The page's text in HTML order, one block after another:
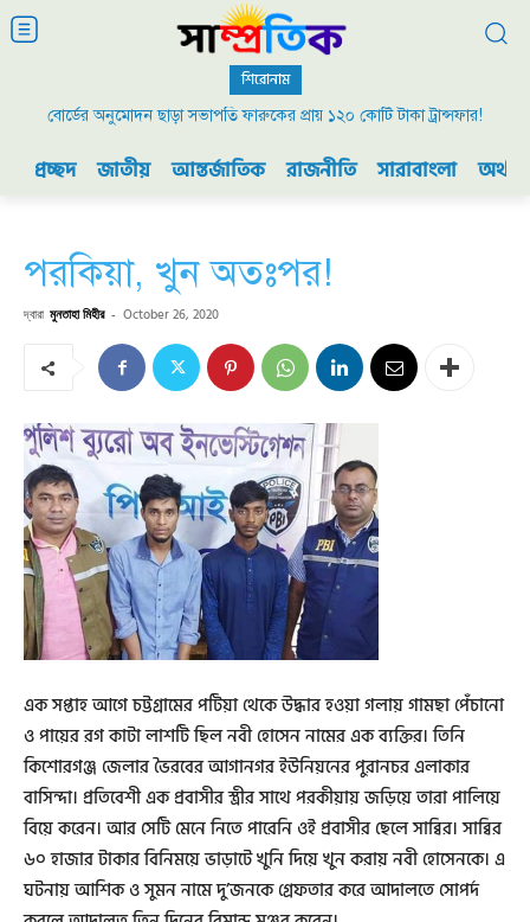
শিরোনাম
বোর্ডের অনুমোদন ছাড়া সভাপতি ফারুকের প্রায় ১২০ কোটি টাকা ট্রান্সফার!
প্রচ্ছদ জাতীয় আন্তর্জাতিক রাজনীতি সারাবাংলা
পরকিয়া, খুন অতঃপর!
দ্বারা মুনতাহা মিহীর - October 26, 2020
এক সপ্তাহ আগে চট্টগ্রামের পটিয়া থেকে উদ্ধার হওয়া গলায় গামছা পেঁচানো
ও পায়ের রগ কাটা লাশটি ছিল নবী হোসেন নামের এক ব্যক্তির। তিনি
কিশোরগঞ্জ জেলার ভৈরবের আগানগর ইউনিয়নের পুরানচর এলাকার
বাসিন্দা। প্রতিবেশী এক প্রবাসীর স্ত্রীর সাথে পরকীয়ায় জড়িয়ে তারা পালিয়ে
বিয়ে করেন। আর সেটি মেনে নিতে পারেনি ওই প্রবাসীর ছেলে সাব্বির। সাব্বির
৬০ হাজার টাকার বিনিময়ে ভাড়াটে খুনি দিয়ে খুন করায় নবী হোসেনকে। এ
ঘটনায় আশিক ও সুমন নামে দু’জনকে গ্রেফতার করে আদালতে সোপর্দ